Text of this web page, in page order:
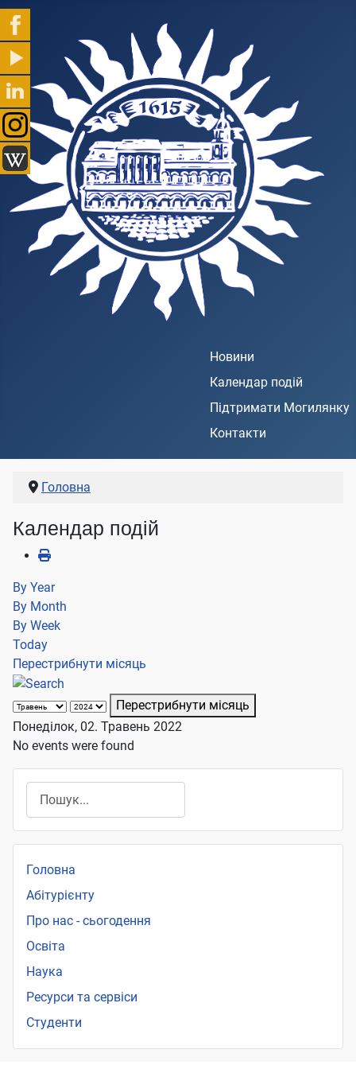
Новини
Календар подій
Підтримати Могилянку
Контакти
Головна
Календар подій
By Year
By Month
By Week
Today
Перестрибнути місяць
Перестрибнути місяць
Понеділок, 02. Травень 2022
No events were found
Головна
Абітурієнту
Про нас - сьогодення
Освіта
Наука
Ресурси та сервіси
Студенти